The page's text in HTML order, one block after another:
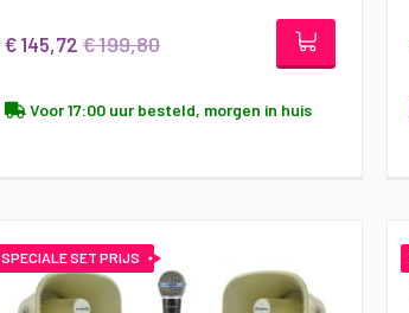
€ 145,72 € 199,80
Voor 17:00 uur besteld, morgen in huis
SPECIALE SET PRIJS